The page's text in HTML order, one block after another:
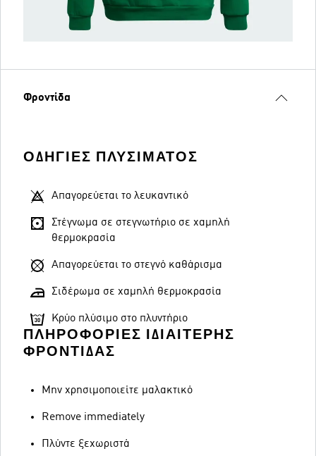
Φροντίδα
ΟΔΗΓΊΕΣ ΠΛΥΣΊΜΑΤΟΣ
Απαγορεύεται το λευκαντικό
Στέγνωμα σε στεγνωτήριο σε χαμηλή
θερμοκρασία
Απαγορεύεται το στεγνό καθάρισμα
Σιδέρωμα σε χαμηλή θερμοκρασία
Κρύο πλύσιμο στο πλυντήριο
ΠΛΗΡΟΦΟΡΊΕΣ ΙΔΙΑΊΤΕΡΗΣ
ΦΡΟΝΤΊΔΑΣ
Μην χρησιμοποιείτε μαλακτικό
Remove immediately
Πλύντε ξεχωριστά